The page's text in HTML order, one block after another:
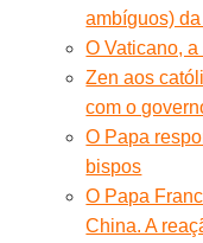
ambíguos)
O Vaticano,
Zen aos
com o
O Papa
bispos
O Papa
China. A